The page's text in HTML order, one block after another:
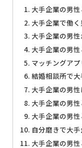
大手企業の男
大手企業で働
大手企業の男
大手企業の男
マッチングア
結婚相談所で
大手企業の男
大手企業の男
大手企業の男
自分磨きで大
大手企業の男